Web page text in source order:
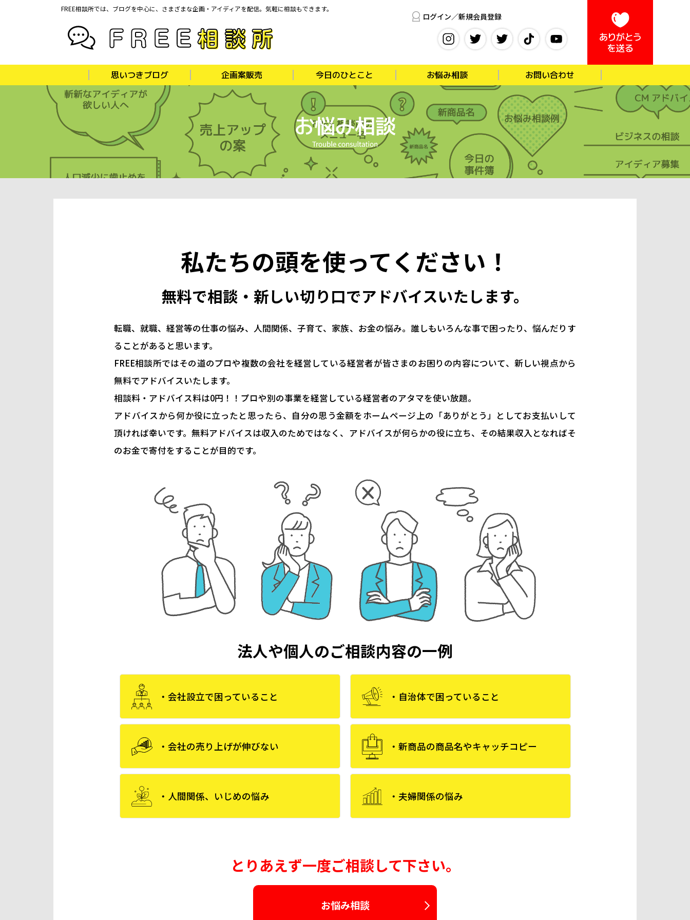
FREE相談所では、ブログを中心に、さまざまな企画・アイディアを配信。気軽に相談もできます。
ログイン／新規会員登録
思いつきブログ 企画案販売 今日のひとこと お悩み相談 お問い合わせ
私たちの頭を使ってください！
無料で相談・新しい切り口でアドバイスいたします。
転職、就職、経営等の仕事の悩み、人間関係、子育て、家族、お金の悩み。誰しもいろんな事で困ったり、悩んだりす
ることがあると思います。
FREE相談所ではその道のプロや複数の会社を経営している経営者が皆さまのお困りの内容について、新しい視点から
無料でアドバイスいたします。
相談料・アドバイス料は0円！！プロや別の事業を経営している経営者のアタマを使い放題。
アドバイスから何か役に立ったと思ったら、自分の思う金額をホームページ上の「ありがとう」としてお支払いして
頂ければ幸いです。無料アドバイスは収入のためではなく、アドバイスが何らかの役に立ち、その結果収入となればそ
のお金で寄付をすることが目的です。
法人や個人のご相談内容の一例
・会社設立で困っていること ・自治体で困っていること
・会社の売り上げが伸びない ・新商品の商品名やキャッチコピー
・人間関係、いじめの悩み ・夫婦関係の悩み
とりあえず一度ご相談して下さい。
お悩み相談